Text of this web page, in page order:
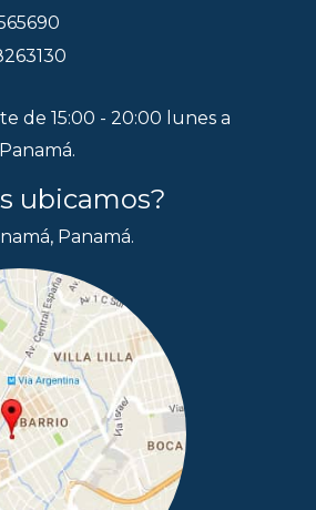
de 15:00 - 20:00 lunes a
ubicamos?
Panamá.